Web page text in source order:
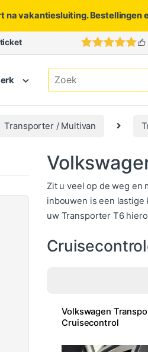
na vakantiesluiting.
Search for:
Transporter / Multivan
Zit u veel op de weg en
inbouwen is een lastige
uw Transporter T6
Volkswagen
Cruisecontrol